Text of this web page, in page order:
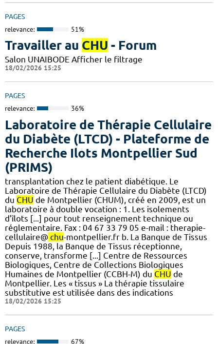
PAGES
relevance: 51%
Travailler au CHU - Forum
Salon UNAIBODE Afficher le filtrage
18/02/2026 15:25
PAGES
relevance: 36%
Laboratoire de Thérapie Cellulaire
du Diabète (LTCD) - Plateforme de
Recherche Ilots Montpellier Sud
(PRIMS)
transplantation chez le patient diabétique. Le
Laboratoire de Thérapie Cellulaire du Diabète (LTCD)
du CHU de Montpellier (CHUM), créé en 2009, est un
laboratoire à double vocation : 1. Les isolements
d’îlots [...] pour tout renseignement technique ou
réglementaire. Fax : 04 67 33 79 05 e-mail : therapie-
cellulaire@ chu-montpellier.fr b. La Banque de Tissus
Depuis 1988, la Banque de Tissus réceptionne,
conserve, transforme [...] Centre de Ressources
Biologiques, Centre de Collections Biologiques
Humaines de Montpellier (CCBH-M) du CHU de
Montpellier. Les « tissus » La thérapie tissulaire
substitutive est utilisée dans des indications
18/02/2026 15:25
PAGES
relevance: 67%